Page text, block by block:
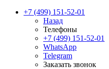
+7 (499) 151-52-01
Назад
Телефоны
+7 (499) 151-52-01
WhatsApp
Telegram
Заказать звонок